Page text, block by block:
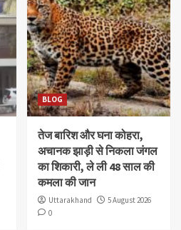
BLOG
तेज बारिश और घना कोहरा,
अचानक झाड़ी से निकला जंगल
का शिकारी, ले ली 48 साल की
कमला की जान
Uttarakhand
5 August 2026
0